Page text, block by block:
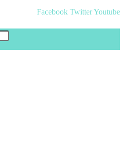
Facebook TwitterYoutube